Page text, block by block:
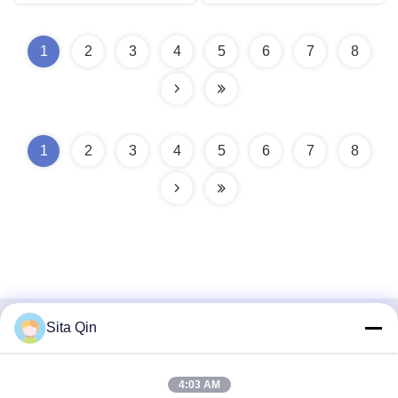
1 2 3 4 5 6 7 8
1 2 3 4 5 6 7 8
Contato rápido
Sita Qin
4:03 AM